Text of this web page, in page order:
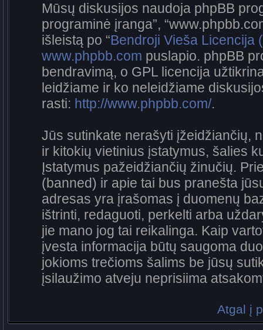
Mūsų diskusijos naudoja phpBB
programinė įranga”,
išleistą po “Bendroji Vieša Licencija
www.phpbb.com puslapio. phpBB
bendravimą, o GPL licencija
leidžiame ir ko neleidžiame
rasti: http://www.phpbb.com/.
Jūs sutinkate nerašyti įžeidžiančių,
ir kitokių vietinius įstatymus, šalies
Įstatymus pažeidžiančių žinučių.
(banned) ir apie tai bus pranešta
adresas yra įrašomas į duomenų
ištrinti, redaguoti, perkelti arba
jie mano jog tai reikalinga. Kaip
įvesta informacija būtų saugoma
jokioms trečioms šalims be jūsų
įsilaužimo atveju neprisiima
Atgal į